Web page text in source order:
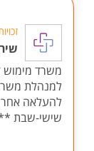
משרד מימוש
להעלאה
שישי-שבת